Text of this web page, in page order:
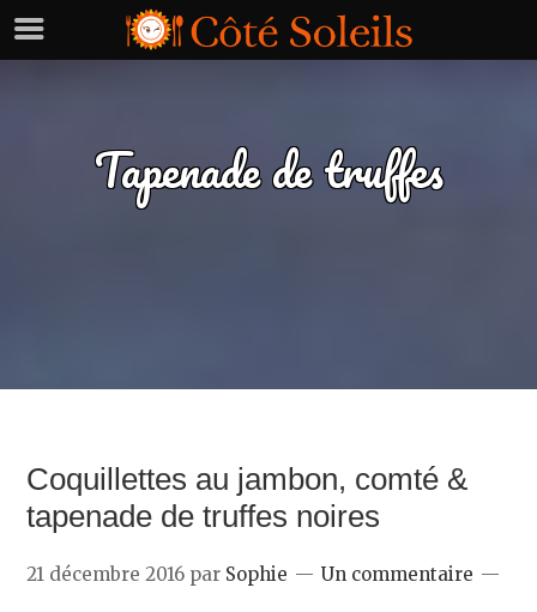
Tapenade de truffes
Coquillettes au jambon, comté &
tapenade de truffes noires
21 décembre 2016 par Sophie Un commentaire